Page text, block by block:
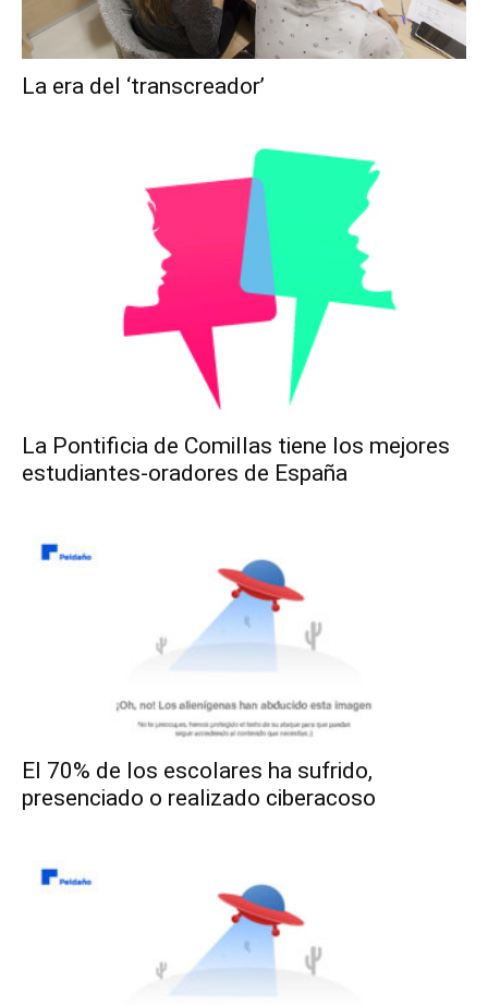
La era del ‘transcreador’
La Pontificia de Comillas tiene los mejores
estudiantes-oradores de España
El 70% de los escolares ha sufrido,
presenciado o realizado ciberacoso